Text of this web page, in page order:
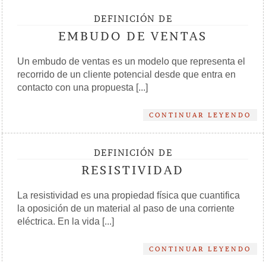
DEFINICIÓN DE
EMBUDO DE VENTAS
Un embudo de ventas es un modelo que representa el
recorrido de un cliente potencial desde que entra en
contacto con una propuesta [...]
CONTINUAR LEYENDO
DEFINICIÓN DE
RESISTIVIDAD
La resistividad es una propiedad física que cuantifica
la oposición de un material al paso de una corriente
eléctrica. En la vida [...]
CONTINUAR LEYENDO